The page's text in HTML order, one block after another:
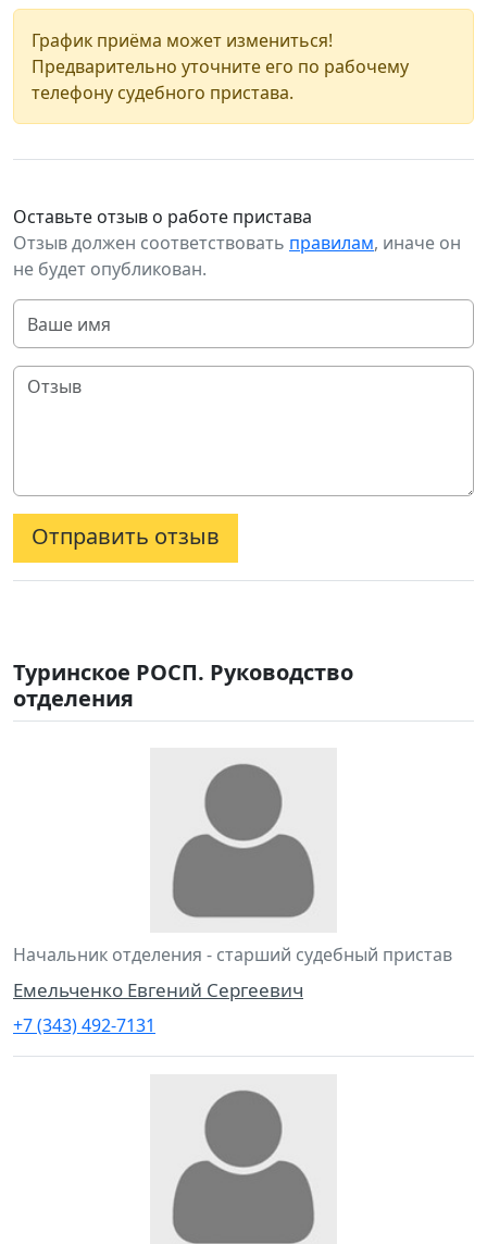
График приёма может измениться!
Предварительно уточните его по рабочему
телефону судебного пристава.
Оставьте отзыв о работе пристава
Отзыв должен соответствовать правилам, иначе он
не будет опубликован.
Отправить отзыв
Туринское РОСП. Руководство
отделения
Начальник отделения - старший судебный пристав
Емельченко Евгений Сергеевич
+7 (343) 492-7131